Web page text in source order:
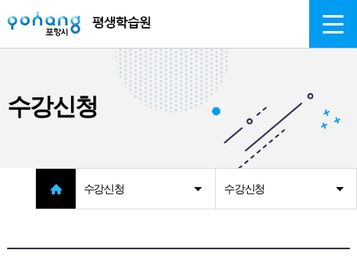
수강신청
수강신청 수강신청